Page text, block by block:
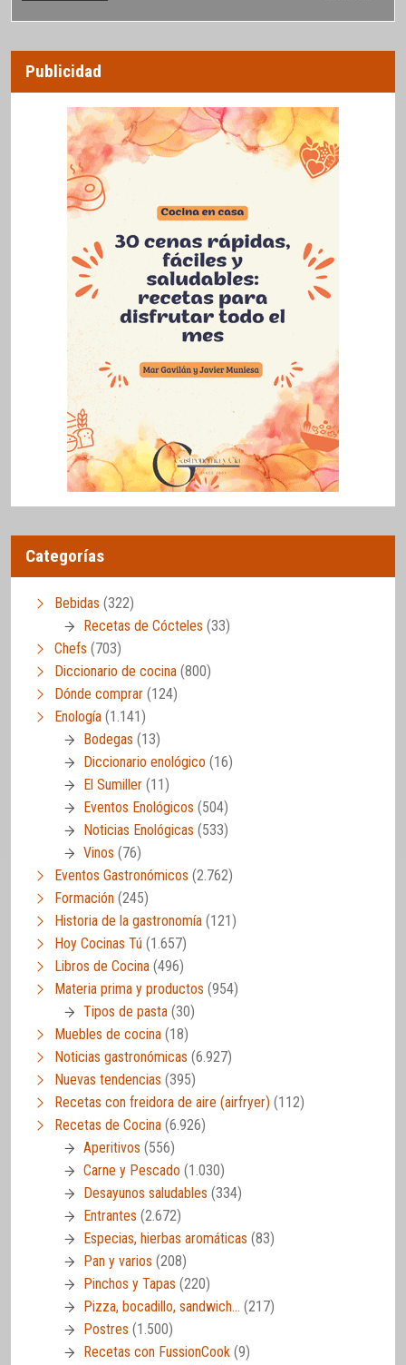
Publicidad
Categorías
Bebidas (322)
Recetas de Cócteles (33)
Chefs (703)
Diccionario de cocina (800)
Dónde comprar (124)
Enología (1.141)
Bodegas (13)
Diccionario enológico (16)
El Sumiller (11)
Eventos Enológicos (504)
Noticias Enológicas (533)
Vinos (76)
Eventos Gastronómicos (2.762)
Formación (245)
Historia de la gastronomía (121)
Hoy Cocinas Tú (1.657)
Libros de Cocina (496)
Materia prima y productos (954)
Tipos de pasta (30)
Muebles de cocina (18)
Noticias gastronómicas (6.927)
Nuevas tendencias (395)
Recetas con freidora de aire (airfryer) (112)
Recetas de Cocina (6.926)
Aperitivos (556)
Carne y Pescado (1.030)
Desayunos saludables (334)
Entrantes (2.672)
Especias, hierbas aromáticas (83)
Pan y varios (208)
Pinchos y Tapas (220)
Pizza, bocadillo, sandwich… (217)
Postres (1.500)
Recetas con FussionCook (9)